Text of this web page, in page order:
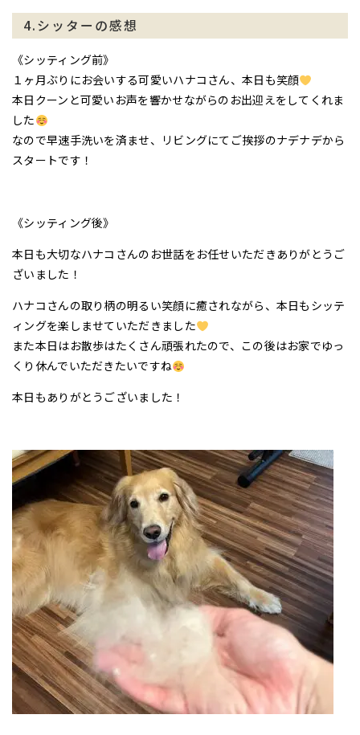
4.シッターの感想
《シッティング前》
１ヶ月ぶりにお会いする可愛いハナコさん、本日も笑顔
本日クーンと可愛いお声を響かせながらのお出迎えをしてくれま
した
なので早速手洗いを済ませ、リビングにてご挨拶のナデナデから
スタートです！
《シッティング後》
本日も大切なハナコさんのお世話をお任せいただきありがとうご
ざいました！
ハナコさんの取り柄の明るい笑顔に癒されながら、本日もシッテ
ィングを楽しませていただきました
また本日はお散歩はたくさん頑張れたので、この後はお家でゆっ
くり休んでいただきたいですね
本日もありがとうございました！